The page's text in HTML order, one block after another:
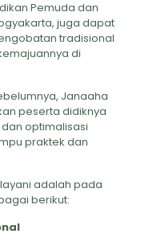
Pemuda dan
juga dapat
tradisional
di
Janaaha
peserta didiknya
optimalisasi
praktek dan
adalah pada
berikut: